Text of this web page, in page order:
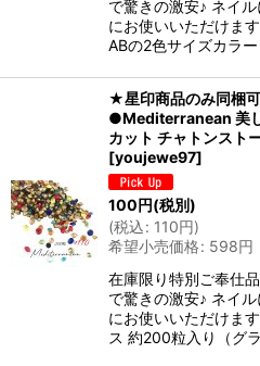
で驚きの激安♪ ネイ
にお使いいただけま
ABの2色サイズカラ
★星印商品のみ同梱
●Mediterranean 美
カット チャトンスト
[youjewe97]
100円(税別)
(税込: 110円)
希望小売価格: 598円
在庫限り特別ご奉仕
で驚きの激安♪ ネイ
にお使いいただけま
ス 約200粒入り（グ